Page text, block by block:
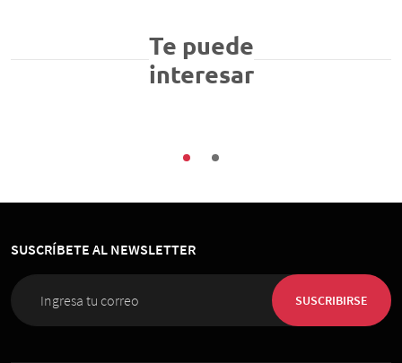
Te puede
interesar
En diciembre las empresas chilenas deben
implementar un modelo de cumplimiento en
protección de datos
SUSCRÍBETE AL NEWSLETTER
SUSCRIBIRSE